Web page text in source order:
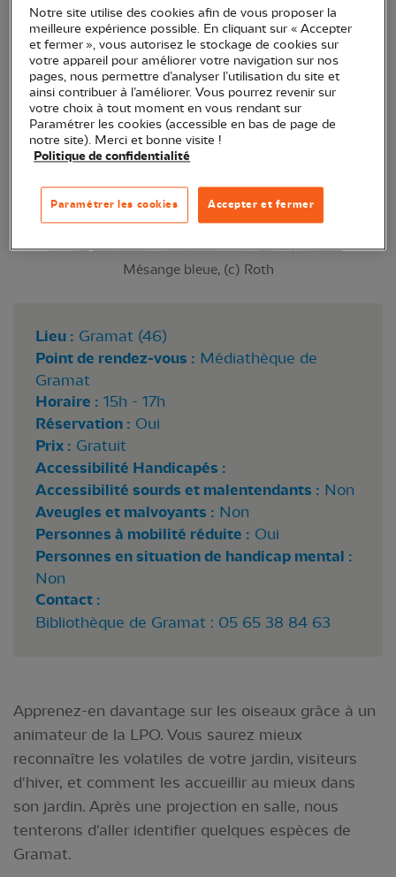
notamment les visiteurs d'hiver, et profiter d'une
exposition à la bibliothèque sur 20 oiseaux
européens
Mésange bleue, (c) Roth
Lieu : Gramat (46)
Point de rendez-vous : Médiathèque de
Gramat
Horaire : 15h - 17h
Réservation : Oui
Prix : Gratuit
Accessibilité Handicapés :
Accessibilité sourds et malentendants : Non
Aveugles et malvoyants : Non
Personnes à mobilité réduite : Oui
Personnes en situation de handicap mental :
Non
Contact :
Bibliothèque de Gramat : 05 65 38 84 63
Apprenez-en davantage sur les oiseaux grâce à un
animateur de la LPO. Vous saurez mieux
reconnaître les volatiles de votre jardin, visiteurs
d'hiver, et comment les accueillir au mieux dans
son jardin. Après une projection en salle, nous
tenterons d'aller identifier quelques espèces de
Gramat.
Notre site utilise des cookies afin de vous proposer la
meilleure expérience possible. En cliquant sur « Accepter
et fermer », vous autorisez le stockage de cookies sur
votre appareil pour améliorer votre navigation sur nos
pages, nous permettre d’analyser l’utilisation du site et
ainsi contribuer à l’améliorer. Vous pourrez revenir sur
votre choix à tout moment en vous rendant sur
Paramétrer les cookies (accessible en bas de page de
notre site). Merci et bonne visite !
Politique de confidentialité
Accepter et fermer
Paramétrer les cookies